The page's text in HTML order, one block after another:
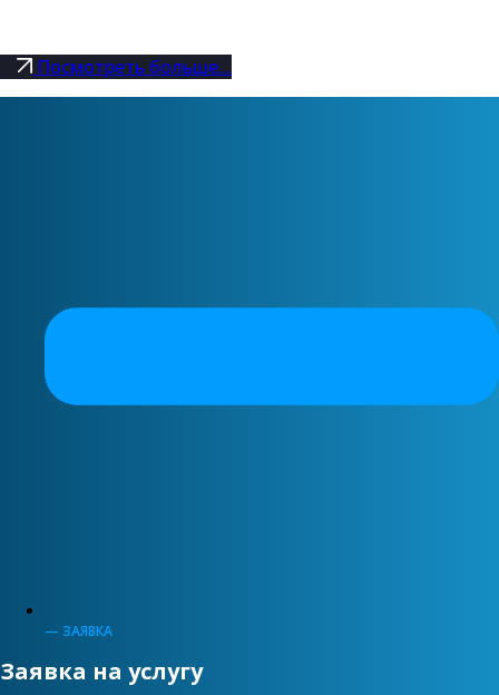
Посмотреть больше...
— ЗАЯВКА
Заявка на услугу